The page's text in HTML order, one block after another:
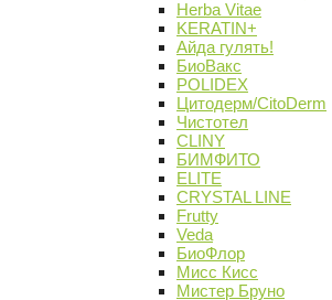
Herba Vitae
KERATIN+
Айда гулять!
БиоВакс
POLIDEX
Цитодерм/CitoDerm
Чистотел
CLINY
БИМФИТО
ELITE
CRYSTAL LINE
Frutty
Veda
БиоФлор
Мисс Кисс
Мистер Бруно